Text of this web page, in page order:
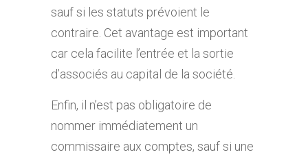
sauf si les statuts prévoient le
contraire. Cet avantage est important
car cela facilite l’entrée et la sortie
d’associés au capital de la société.
Enfin, il n’est pas obligatoire de
nommer immédiatement un
commissaire aux comptes, sauf si une